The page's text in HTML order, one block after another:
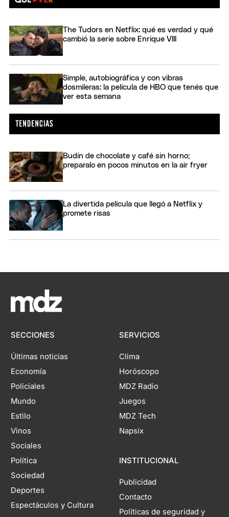
The Tudors en Netflix: qué es verdad y qué
cambió la serie sobre Enrique VIII
Simple, autobiográfica y con vibras
dosmileras: la película de HBO que tenés que
ver esta semana
Budín de chocolate y café sin horno;
preparalo en pocos minutos en la air fryer
La divertida película que llegó a Netflix y
promete risas
SECCIONES
Últimas noticias
Economía
Policiales
Mundo
Estilo
Vinos
Sociales
Política
Sociedad
Deportes
Espectáculos y Cultura
SERVICIOS
Clima
Horóscopo
MDZ Radio
Juegos
MDZ Tech
Napsix
INSTITUCIONAL
Publicidad
Contacto
Políticas de seguridad y